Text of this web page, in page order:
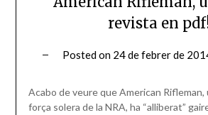
revista en
Posted on 24 de febrer de
Acabo de veure que American Rifleman,
força solera de la NRA, ha “alliberat”